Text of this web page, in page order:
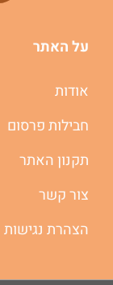
על האתר
אודות
חבילות פרסום
תקנון האתר
צור קשר
הצהרת נגישות